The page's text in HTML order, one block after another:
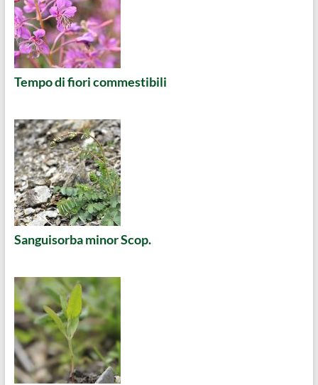
Tempo di fiori commestibili
Sanguisorba minor Scop.